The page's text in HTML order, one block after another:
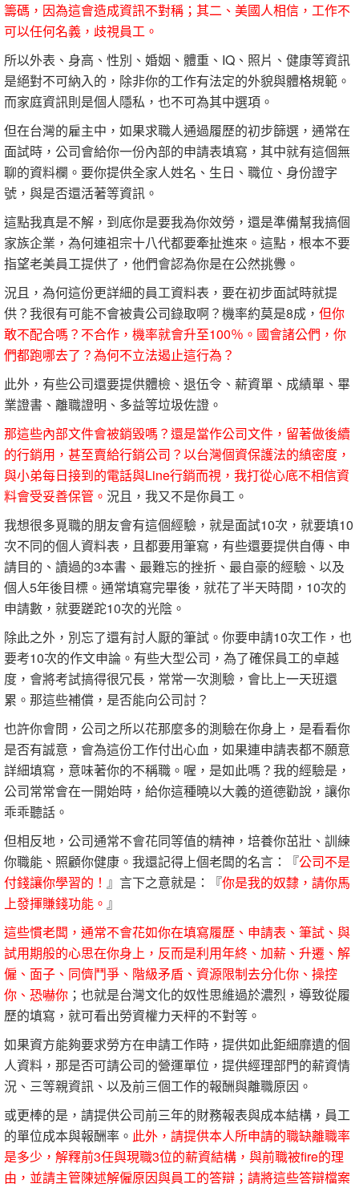
籌碼，因為這會造成資訊不對稱；其二、美國人相信，工作不
可以任何名義，歧視員工。
所以外表、身高、性別、婚姻、體重、IQ、照片、健康等資訊
是絕對不可納入的，除非你的工作有法定的外貌與體格規範。
而家庭資訊則是個人隱私，也不可為其中選項。
但在台灣的雇主中，如果求職人通過履歷的初步篩選，通常在
面試時，公司會給你一份內部的申請表填寫，其中就有這個無
聊的資料欄。要你提供全家人姓名、生日、職位、身份證字
號，與是否還活著等資訊。
這點我真是不解，到底你是要我為你效勞，還是準備幫我搞個
家族企業，為何連祖宗十八代都要牽扯進來。這點，根本不要
指望老美員工提供了，他們會認為你是在公然挑釁。
況且，為何這份更詳細的員工資料表，要在初步面試時就提
供？我很有可能不會被貴公司錄取啊？機率約莫是8成， 但你
敢不配合嗎？不合作，機率就會升至100％。國會諸公們，你
們都跑哪去了？為何不立法遏止這行為？
此外，有些公司還要提供體檢、退伍令、薪資單、成績單、畢
業證書、離職證明、多益等垃圾佐證。
那這些內部文件會被銷毀嗎？還是當作公司文件，留著做後續
的行銷用，甚至賣給行銷公司？以台灣個資保護法的縝密度，
與小弟每日接到的電話與Line行銷而視，我打從心底不相信資
料會受妥善保管。 況且，我又不是你員工。
我想很多覓職的朋友會有這個經驗，就是面試10次，就要填10
次不同的個人資料表，且都要用筆寫，有些還要提供自傳、申
請目的、讀過的3本書、最難忘的挫折、最自豪的經驗、以及
個人5年後目標。通常填寫完畢後，就花了半天時間，10次的
申請數，就要蹉跎10次的光陰。
除此之外，別忘了還有討人厭的筆試。你要申請10次工作，也
要考10次的作文申論。有些大型公司，為了確保員工的卓越
度，會將考試搞得很冗長，常常一次測驗，會比上一天班還
累。那這些補償，是否能向公司討？
也許你會問，公司之所以花那麼多的測驗在你身上，是看看你
是否有誠意，會為這份工作付出心血，如果連申請表都不願意
詳細填寫，意味著你的不稱職。喔，是如此嗎？我的經驗是，
公司常常會在一開始時，給你這種曉以大義的道德勸說，讓你
乖乖聽話。
但相反地，公司通常不會花同等值的精神，培養你茁壯、訓練
你職能、照顧你健康。我還記得上個老闆的名言：『公司不是
付錢讓你學習的！ 』言下之意就是：『你是我的奴隸，請你馬
上發揮賺錢功能。 』
這些慣老闆，通常不會花如你在填寫履歷、申請表、筆試、與
試用期般的心思在你身上，反而是利用年終、加薪、升遷、解
僱、面子、同儕鬥爭、階級矛盾、資源限制去分化你、操控
你、恐嚇你 ；也就是台灣文化的奴性思維過於濃烈，導致從履
歷的填寫，就可看出勞資權力天枰的不對等。
如果資方能夠要求勞方在申請工作時，提供如此鉅細靡遺的個
人資料，那是否可請公司的營運單位，提供經理部門的薪資情
況、三等親資訊、以及前三個工作的報酬與離職原因。
或更棒的是，請提供公司前三年的財務報表與成本結構，員工
的單位成本與報酬率。 此外，請提供本人所申請的職缺離職率
是多少，解釋前3任與現職3位的薪資結構，與前職被fire的理
由，並請主管陳述解僱原因與員工的答辯；請將這些答辯檔案